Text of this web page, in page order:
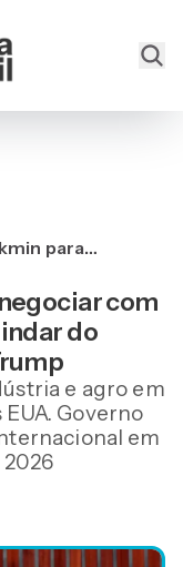
para
do
de
com
do
e agro em
Governo
em